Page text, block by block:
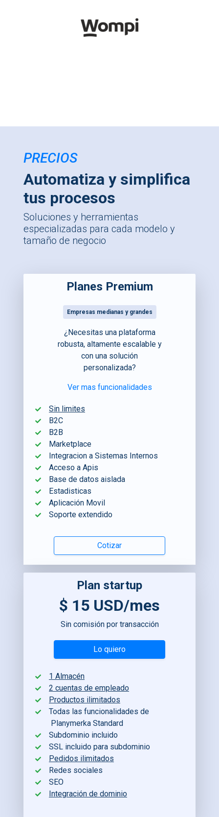
PRECIOS
Automatiza y simplifica
tus procesos
Soluciones y herramientas
especializadas para cada modelo y
tamaño de negocio
Planes Premium
Empresas medianas y grandes
¿Necesitas una plataforma
robusta, altamente escalable y
con una solución
personalizada?
Ver mas funcionalidades
Sin limites
B2C
B2B
Marketplace
Integracion a Sistemas Internos
Acceso a Apis
Base de datos aislada
Estadisticas
Aplicación Movil
Soporte extendido
Cotizar
Plan startup
$ 15 USD/mes
Sin comisión por transacción
Lo quiero
1 Almacén
2 cuentas de empleado
Productos ilimitados
Todas las funcionalidades de
Planymerka Standard
Subdominio incluido
SSL incluido para subdominio
Pedidos ilimitados
Redes sociales
SEO
Integración de dominio